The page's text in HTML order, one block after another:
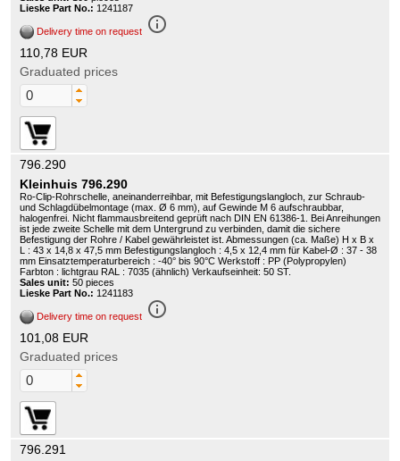
Lieske Part No.: 1241187
Delivery time on request info_outline
110,78 EUR
Graduated prices
796.290
Kleinhuis 796.290
Ro-Clip-Rohrschelle, aneinanderreihbar, mit Befestigungslangloch, zur Schraub-
und Schlagdübelmontage (max. Ø 6 mm), auf Gewinde M 6 aufschraubbar,
halogenfrei. Nicht flammausbreitend geprüft nach DIN EN 61386-1. Bei Anreihungen
ist jede zweite Schelle mit dem Untergrund zu verbinden, damit die sichere
Befestigung der Rohre / Kabel gewährleistet ist. Abmessungen (ca. Maße) H x B x
L : 43 x 14,8 x 47,5 mm Befestigungslangloch : 4,5 x 12,4 mm für Kabel-Ø : 37 - 38
mm Einsatztemperaturbereich : -40° bis 90°C Werkstoff : PP (Polypropylen)
Farbton : lichtgrau RAL : 7035 (ähnlich) Verkaufseinheit: 50 ST.
Sales unit: 50 pieces
Lieske Part No.: 1241183
Delivery time on request info_outline
101,08 EUR
Graduated prices
796.291